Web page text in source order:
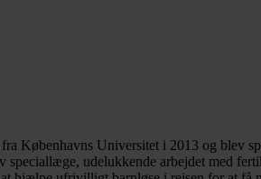
Københavns Universitet i 2013 og
udelukkende arbejdet med